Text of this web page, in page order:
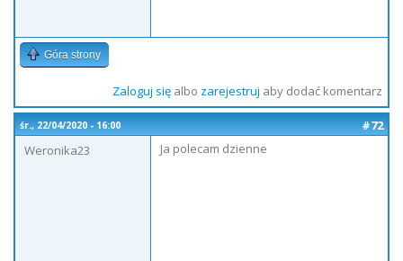
Góra strony
Zaloguj sięalbo zarejestruj aby dodać komentarz
śr., 22/04/2020 - 16:00
#72
Weronika23
Ja polecam dzienne